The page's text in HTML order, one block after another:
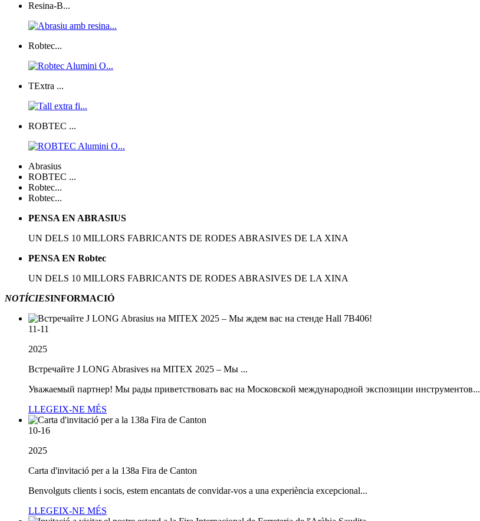
Resina-B...
Robtec...
TExtra ...
ROBTEC ...
Abrasius
ROBTEC ...
Robtec...
Robtec...
PENSA EN ABRASIUS
UN DELS 10 MILLORS FABRICANTS DE RODES ABRASIVES DE LA XINA
PENSA EN Robtec
UN DELS 10 MILLORS FABRICANTS DE RODES ABRASIVES DE LA XINA
NOTÍCIESINFORMACIÓ
11-11
2025
Встречайте J LONG Abrasives на MITEX 2025 – Мы ...
Уважаемый партнер! Мы рады приветствовать вас на Московской международной экспозиции инструментов...
LLEGEIX-NE MÉS
10-16
2025
Carta d'invitació per a la 138a Fira de Canton
Benvolguts clients i socis, estem encantats de convidar-vos a una experiència excepcional...
LLEGEIX-NE MÉS